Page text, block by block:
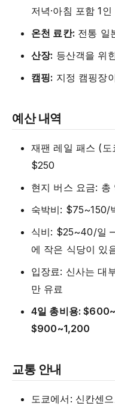
저녁·아침 포함 1
온천 료칸: 전통 일
산장: 등산객을 위
캠핑: 지정 캠핑장
예산 내역
재팬 레일 패스 (도
$250
현지 버스 요금: 총
숙박비: $75~150/
식비: $25~40/일
에 작은 식당이 있
입장료: 신사는 대
만 유료
4일 총비용:
$900~1,200
교통 안내
도쿄에서: 신칸센